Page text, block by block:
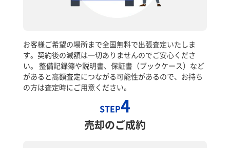
お客様ご希望の場所まで全国無料で出張査定いたしま
す。契約後の減額は一切ありませんのでご安心くださ
い。 整備記録簿や説明書、保証書（ブックケース）など
があると高額査定につながる可能性があるので、お持ち
の方は査定時にご用意ください。
STEP4
売却のご成約